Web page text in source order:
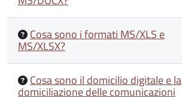
Cosa sono i formati MS/XLS e
MS/XLSX?
Cosa sono il domicilio digitale e la
domiciliazione delle comunicazioni